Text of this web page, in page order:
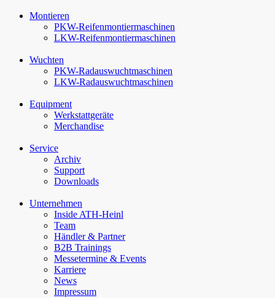
Montieren
PKW-Reifenmontiermaschinen
LKW-Reifenmontiermaschinen
Wuchten
PKW-Rad­auswucht­maschinen
LKW-Rad­auswucht­maschinen
Equipment
Werkstattgeräte
Merchandise
Service
Archiv
Support
Downloads
Unternehmen
Inside ATH-Heinl
Team
Händler & Partner
B2B Trainings
Messetermine & Events
Karriere
News
Impressum